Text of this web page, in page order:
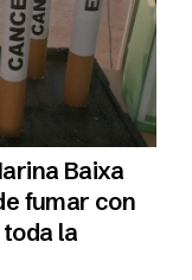
Baixa
fumar con
la